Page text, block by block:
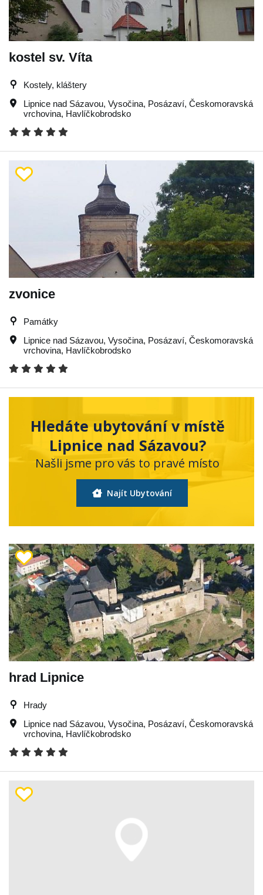
kostel sv. Víta
Kostely, kláštery
Lipnice nad Sázavou, Vysočina, Posázaví, Českomoravská
vrchovina, Havlíčkobrodsko
zvonice
Památky
Lipnice nad Sázavou, Vysočina, Posázaví, Českomoravská
vrchovina, Havlíčkobrodsko
Hledáte ubytování v místě
Lipnice nad Sázavou?
Našli jsme pro vás to pravé místo
Najít Ubytování
hrad Lipnice
Hrady
Lipnice nad Sázavou, Vysočina, Posázaví, Českomoravská
vrchovina, Havlíčkobrodsko